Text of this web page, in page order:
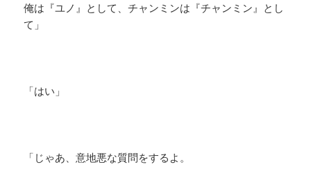
俺は『ユノ』として、チャンミンは『チャンミン』とし
て」
「はい」
「じゃあ、意地悪な質問をするよ。